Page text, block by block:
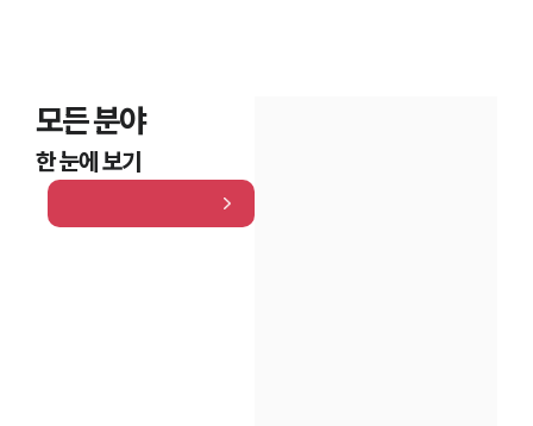
모든 분야
한 눈에 보기